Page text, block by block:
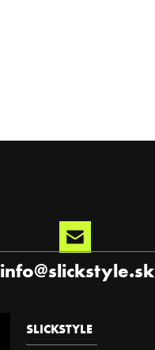
info@slickstyle.sk
SLICKSTYLE